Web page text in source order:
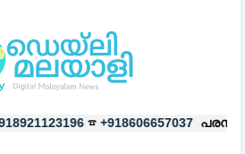
+918606657037 പരസ്യങ്ങൾക്ക് | ☎: